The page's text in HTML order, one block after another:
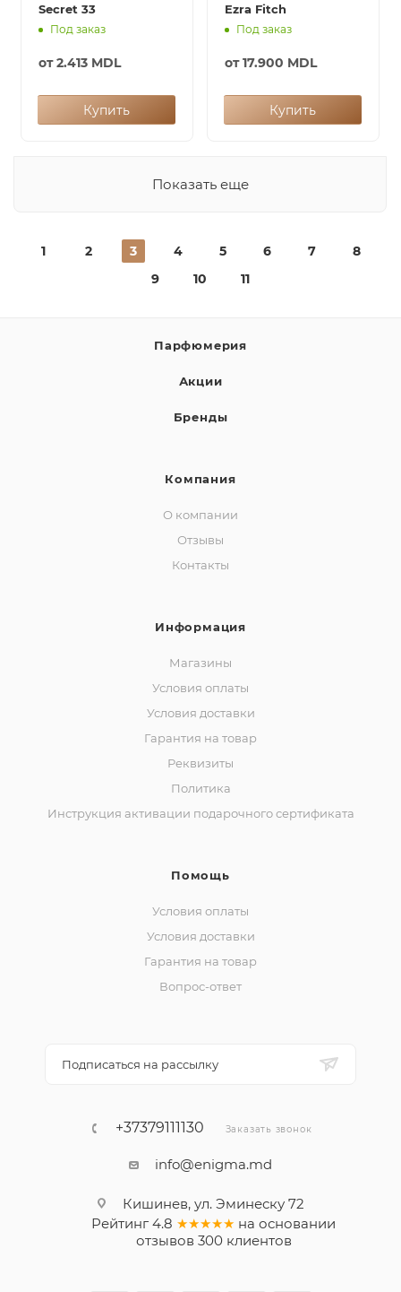
Secret 33
Под заказ
от2.413 MDL
Купить
Ezra Fitch
Под заказ
от17.900 MDL
Купить
Показать еще
1 2 3 4 5 6 7
8
9
10 11
Парфюмерия
Акции
Бренды
Компания
О компании
Отзывы
Контакты
Информация
Магазины
Условия оплаты
Условия доставки
Гарантия на товар
Реквизиты
Политика
Инструкция активации подарочного сертификата
Помощь
Условия оплаты
Условия доставки
Гарантия на товар
Вопрос-ответ
Подписаться на рассылку
+37379111130 Заказать звонок
info@enigma.md
Кишинев, ул. Эминеску 72
Рейтинг 4.8 ★★★★★ на основании
отзывов 300клиентов